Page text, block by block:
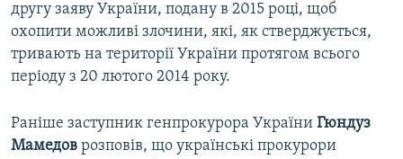
другу заяву України, подану в 2015 році, щоб
охопити можливі злочини, які, як стверджується,
тривають на території України протягом всього
періоду з 20 лютого 2014 року.
Раніше заступник генпрокурора України Гюндуз
Мамедов розповів, що українські прокурори